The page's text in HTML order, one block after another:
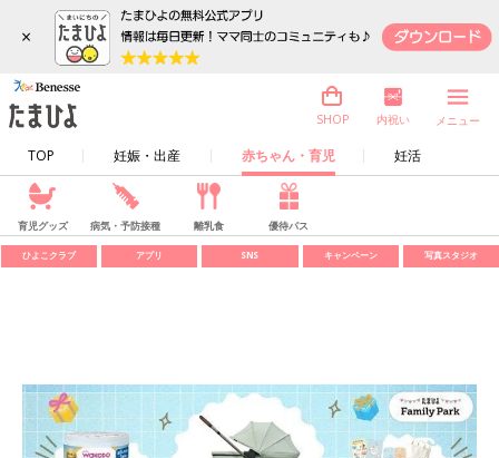
×
TOP 妊娠・出産 赤ちゃん・育児 妊活
SHOP 内祝い メニュー
育児グッズ 病気・予防接種 離乳食 優待パス
ひよこクラブ アプリ SNS キャンペーン 写真スタジオ